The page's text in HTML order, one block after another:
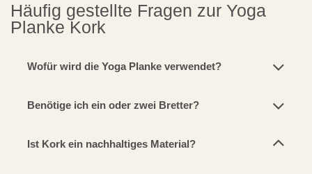
Häufig gestellte Fragen zur Yoga
Planke Kork
Wofür wird die Yoga Planke verwendet?
Benötige ich ein oder zwei Bretter?
Ist Kork ein nachhaltiges Material?